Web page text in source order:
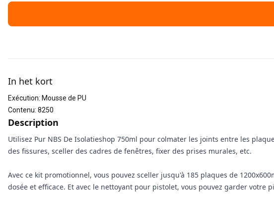
In het kort
Exécution: Mousse de PU
Contenu: 8250
Description
Utilisez Pur NBS De Isolatieshop 750ml pour colmater les joints entre les
des fissures, sceller des cadres de fenêtres, fixer des prises murales, etc.
Avec ce kit promotionnel, vous pouvez sceller jusqu'à 185 plaques de
dosée et efficace. Et avec le nettoyant pour pistolet, vous pouvez garder votre